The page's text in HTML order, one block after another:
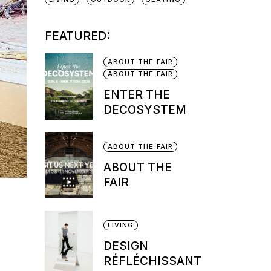
FEATURED:
ABOUT THE FAIR
ABOUT THE FAIR
ENTER THE
DECOSYSTEM
ABOUT THE FAIR
ABOUT THE
FAIR
LIVING
DESIGN
RÉFLÉCHISSANT